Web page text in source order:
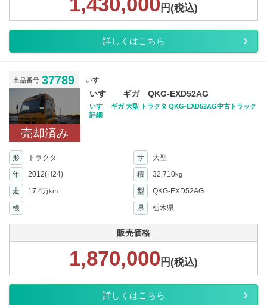
円(税込)
詳しくはこちら
出品番号 37789 いすゞ
売却済み
いすゞ ギガ QKG-EXD52AG
いすゞ ギガ 大型 トラクタ QKG-EXD52AG中古トラック
詳細
形 トラクタ サ
大型
年
2012(H24) 積 32,710kg
走 17.4万km 型
QKG-EXD52AG
検
- 県 栃木県
販売価格
1,870,000 円(税込)
詳しくはこちら